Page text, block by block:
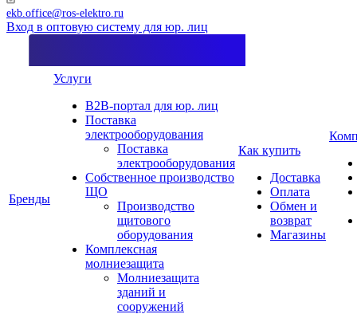
ekb.office@ros-elektro.ru
Вход в оптовую систему для юр. лиц
Бренды
Услуги
B2B-портал для юр. лиц
Поставка
электрооборудования
Поставка
электрооборудования
Собственное производство
ЩО
Производство
щитового
оборудования
Комплексная
молниезащита
Молниезащита
зданий и
сооружений
Как купить
Доставка
Оплата
Обмен и
возврат
Магазины